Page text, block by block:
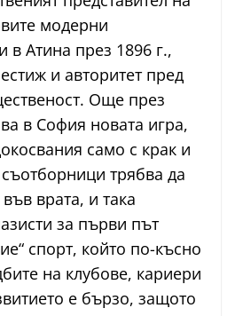
модерни
в Атина през 1896 г.,
и авторитет пред
Още през
в София новата игра,
само с крак и
трябва да
врата, и така
за първи път
спорт, който по-късно
на клубове, кариери
е бързо, защото